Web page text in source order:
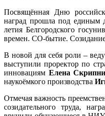
Посвящённая Дню
наград прошла под единым
летия Белгородского
времен. СО-бытие.
В новой для себя роли –
выступили проректор по
инновациям Елена
наукоёмкого производства
Отмечая важность
созидательного труда,